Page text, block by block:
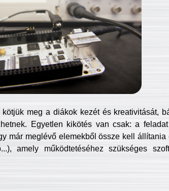
meg a diákok kezét és kreativitását,
Egyetlen kikötés van csak: a
már meglévő elemekből össze kell állítania
amely működtetéséhez szükséges